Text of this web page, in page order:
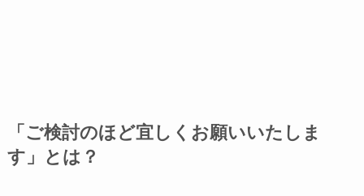
「ご検討のほど宜しくお願いいたしま
す」とは？